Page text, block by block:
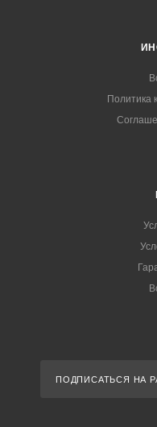
Политика
ПОДПИСАТЬСЯ НА